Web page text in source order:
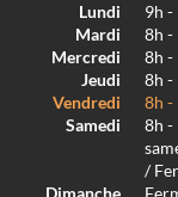
Lundi
9h -
Mardi
8h -
Mercredi
8h -
Jeudi
8h -
Vendredi
8h -
Samedi
8h -
/
Dimanche